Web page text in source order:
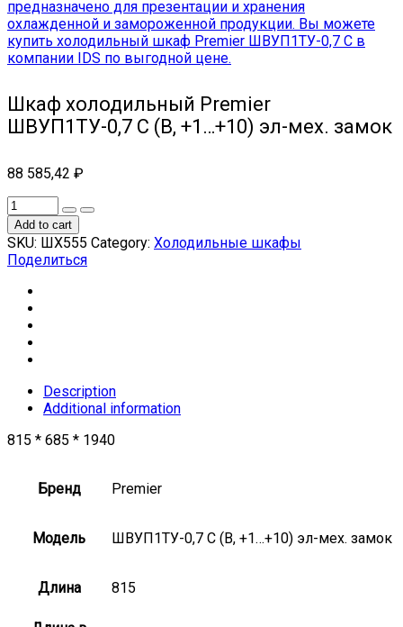
Шкаф холодильный Premier
ШВУП1ТУ-0,7 С (В, +1…+10) эл-мех. замок
88 585,42 ₽
Add to cart
SKU: ШХ555 Category: Холодильные шкафы
Поделиться
Description
Additional information
815 * 685 * 1940
Бренд Premier
Модель ШВУП1ТУ-0,7 С (В, +1…+10) эл-мех. замок
Длина 815